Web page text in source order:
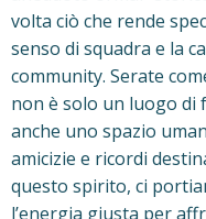
volta ciò che rende
senso di squadra e la
community. Serate
non è solo un luogo di
anche uno spazio
amicizie e ricordi
questo spirito, ci
l’energia giusta per